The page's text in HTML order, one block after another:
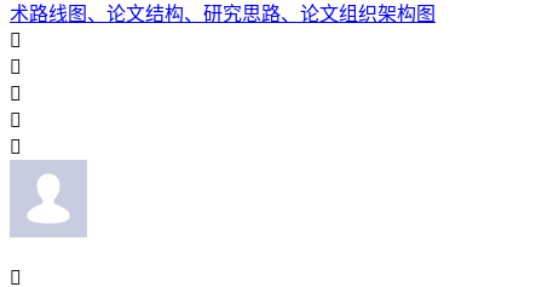
术路线图、论文结构、研究思路、论文组织架构图





